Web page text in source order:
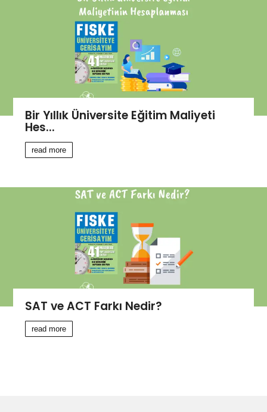
Bir Yıllık Üniversite Eğitim Maliyeti
Hes...
read more
SAT ve ACT Farkı Nedir?
read more